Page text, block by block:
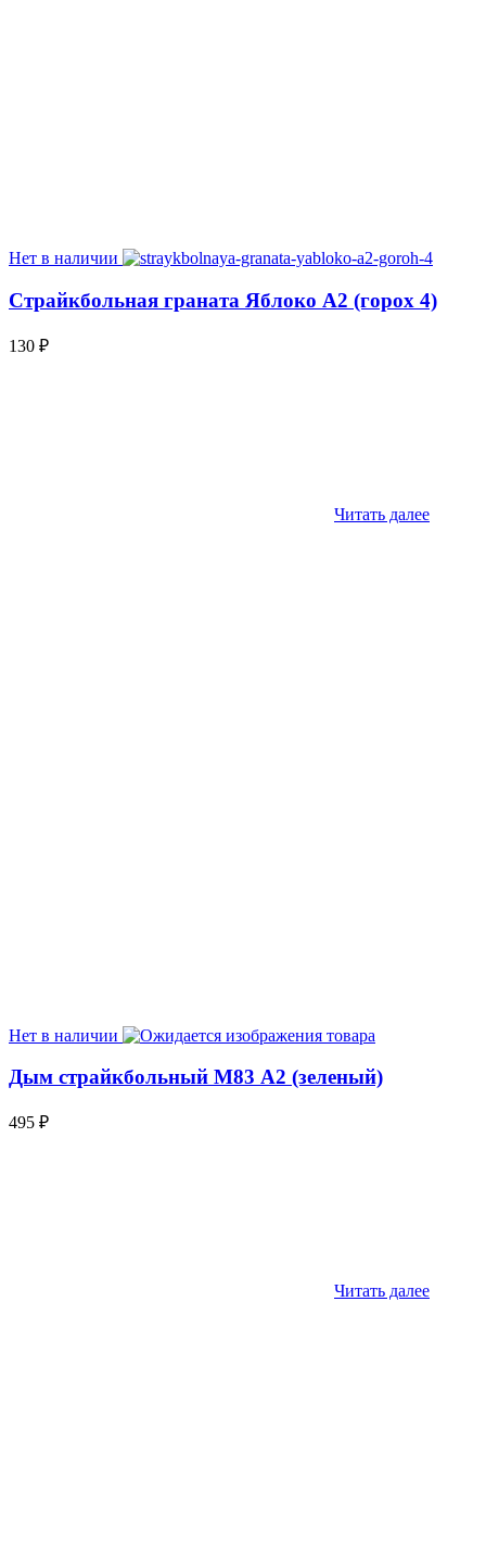
Нет в наличии
Страйкбольная граната Яблоко А2 (горох 4)
130 ₽
Читать далее
Нет в наличии
Дым страйкбольный М83 А2 (зеленый)
495 ₽
Читать далее